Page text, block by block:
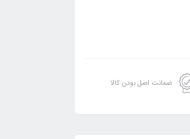
ضمانت اصل بودن کالا